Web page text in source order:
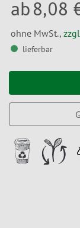
ab 8,08
ohne MwSt.,
lieferbar